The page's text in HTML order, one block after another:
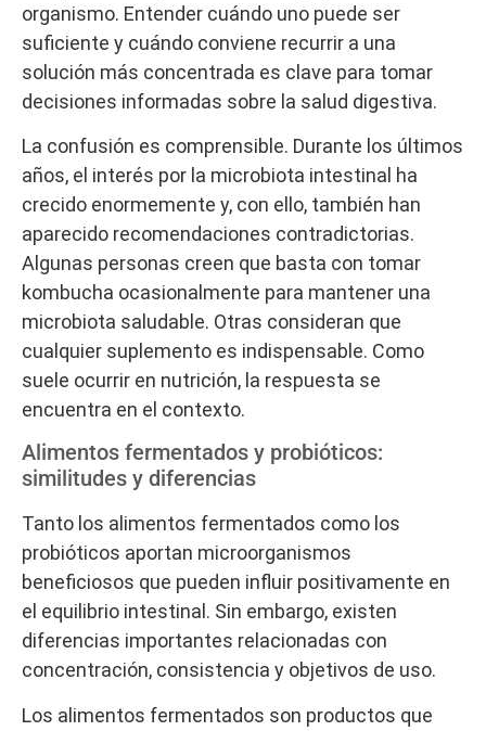
organismo. Entender cuándo uno puede ser
suficiente y cuándo conviene recurrir a una
solución más concentrada es clave para tomar
decisiones informadas sobre la salud digestiva.
La confusión es comprensible. Durante los últimos
años, el interés por la microbiota intestinal ha
crecido enormemente y, con ello, también han
aparecido recomendaciones contradictorias.
Algunas personas creen que basta con tomar
kombucha ocasionalmente para mantener una
microbiota saludable. Otras consideran que
cualquier suplemento es indispensable. Como
suele ocurrir en nutrición, la respuesta se
encuentra en el contexto.
Alimentos fermentados y probióticos:
similitudes y diferencias
Tanto los alimentos fermentados como los
probióticos aportan microorganismos
beneficiosos que pueden influir positivamente en
el equilibrio intestinal. Sin embargo, existen
diferencias importantes relacionadas con
concentración, consistencia y objetivos de uso.
Los alimentos fermentados son productos que